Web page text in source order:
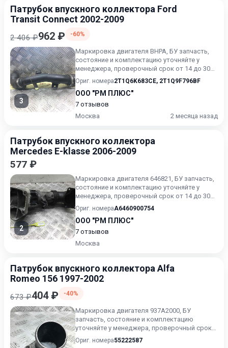
Патрубок впускного коллектора Ford
Transit Connect 2002-2009
2 406 ₽962 ₽ -60%
3
Маркировка двигателя BHPA, БУ запчасть,
состояние и комплектацию уточняйте у
менеджера, проверочный срок от 14 до 30
дней.
Ориг. номера2T1Q6K683CE, 2T1Q9F796BF
ООО "РМ ПЛЮС"
7 отзывов
Москва
2 месяца назад
Патрубок впускного коллектора
Mercedes E-klasse 2006-2009
577 ₽
2
Маркировка двигателя 646821, БУ запчасть,
состояние и комплектацию уточняйте у
менеджера, проверочный срок от 14 до 30
дней.
Ориг. номераA6460900754
ООО "РМ ПЛЮС"
7 отзывов
Москва
Патрубок впускного коллектора Alfa
Romeo 156 1997-2002
673 ₽404 ₽ -40%
Маркировка двигателя 937A2000, БУ
запчасть, состояние и комплектацию
уточняйте у менеджера, проверочный срок
от 14 до 30 дней.
Ориг. номера55222587